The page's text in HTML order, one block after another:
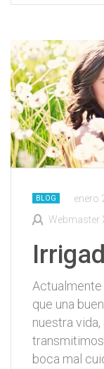
BLOG enero
Webmaster
que una
nuestra
boca mal